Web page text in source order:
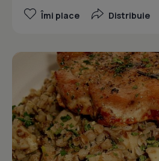
Îmi place Distribuie